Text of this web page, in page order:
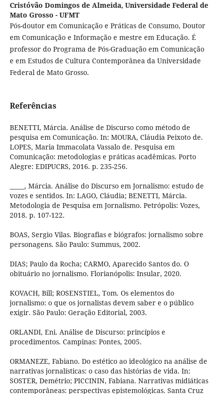
Cristóvão Domingos de Almeida, Universidade Federal de
Mato Grosso - UFMT
Pós-doutor em Comunicação e Práticas de Consumo, Doutor
em Comunicação e Informação e mestre em Educação. É
professor do Programa de Pós-Graduação em Comunicação
e em Estudos de Cultura Contemporânea da Universidade
Federal de Mato Grosso.
Referências
BENETTI, Márcia. Análise de Discurso como método de
pesquisa em Comunicação. In: MOURA, Cláudia Peixoto de.
LOPES, Maria Immacolata Vassalo de. Pesquisa em
Comunicação: metodologias e práticas acadêmicas. Porto
Alegre: EDIPUCRS, 2016. p. 235-256.
_____, Márcia. Análise do Discurso em Jornalismo: estudo de
vozes e sentidos. In: LAGO, Cláudia; BENETTI, Márcia.
Metodologia de Pesquisa em Jornalismo. Petrópolis: Vozes,
2018. p. 107-122.
BOAS, Sergio Vilas. Biografias e biógrafos: jornalismo sobre
personagens. São Paulo: Summus, 2002.
DIAS; Paulo da Rocha; CARMO, Aparecido Santos do. O
obituário no jornalismo. Florianópolis: Insular, 2020.
KOVACH, Bill; ROSENSTIEL, Tom. Os elementos do
jornalismo: o que os jornalistas devem saber e o público
exigir. São Paulo: Geração Editorial, 2003.
ORLANDI, Eni. Análise de Discurso: princípios e
procedimentos. Campinas: Pontes, 2005.
ORMANEZE, Fabiano. Do estético ao ideológico na análise de
narrativas jornalísticas: o caso das histórias de vida. In:
SOSTER, Demétrio; PICCININ, Fabiana. Narrativas midiáticas
contemporâneas: perspectivas epistemológicas. Santa Cruz